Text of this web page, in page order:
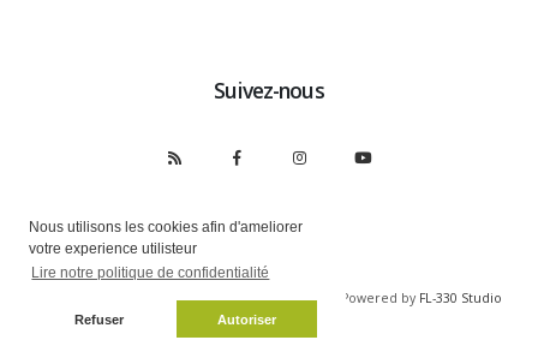
Nous utilisons les cookies afin d'ameliorer
votre experience utilisteur
Lire notre politique de confidentialité
Refuser Autoriser
Suivez-nous
Copyright © Musée de Nogent-sur-Marne 2026 | Powered by FL-330 Studio